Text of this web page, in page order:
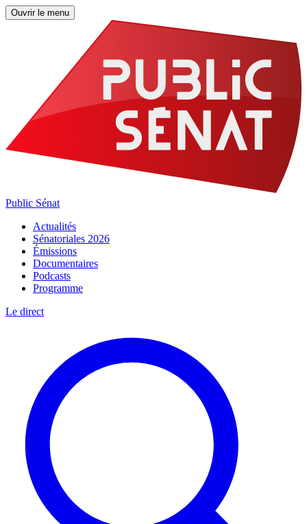
Ouvrir le menu
Public Sénat
Actualités
Sénatoriales 2026
Émissions
Documentaires
Podcasts
Programme
Le direct